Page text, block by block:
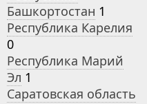
Башкортостан 1
Республика Карелия
0
Республика Марий
Эл 1
Саратовская область